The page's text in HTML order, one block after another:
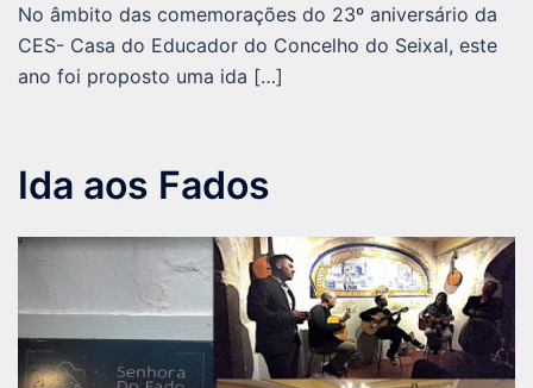
No âmbito das comemorações do 23º aniversário da
CES- Casa do Educador do Concelho do Seixal, este
ano foi proposto uma ida […]
Ida aos Fados